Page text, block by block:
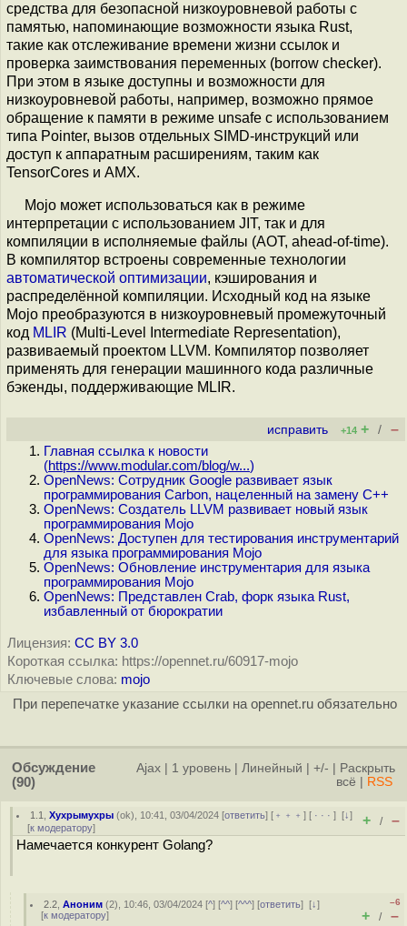
средства для безопасной низкоуровневой работы с
памятью, напоминающие возможности языка Rust,
такие как отслеживание времени жизни ссылок и
проверка заимствования переменных (borrow checker).
При этом в языке доступны и возможности для
низкоуровневой работы, например, возможно прямое
обращение к памяти в режиме unsafe с использованием
типа Pointer, вызов отдельных SIMD-инструкций или
доступ к аппаратным расширениям, таким как
TensorCores и AMX.
Mojo может использоваться как в режиме
интерпретации с использованием JIT, так и для
компиляции в исполняемые файлы (AOT, ahead-of-time).
В компилятор встроены современные технологии
автоматической оптимизации, кэширования и
распределённой компиляции. Исходный код на языке
Mojo преобразуются в низкоуровневый промежуточный
код MLIR (Multi-Level Intermediate Representation),
развиваемый проектом LLVM. Компилятор позволяет
применять для генерации машинного кода различные
бэкенды, поддерживающие MLIR.
исправить +14 + / –
Главная ссылка к новости
(https://www.modular.com/blog/w...)
OpenNews: Сотрудник Google развивает язык
программирования Carbon, нацеленный на замену C++
OpenNews: Создатель LLVM развивает новый язык
программирования Mojo
OpenNews: Доступен для тестирования инструментарий
для языка программирования Mojo
OpenNews: Обновление инструментария для языка
программирования Mojo
OpenNews: Представлен Crab, форк языка Rust,
избавленный от бюрократии
Лицензия: CC BY 3.0
Короткая ссылка: https://opennet.ru/60917-mojo
Ключевые слова: mojo
При перепечатке указание ссылки на opennet.ru обязательно
Обсуждение
(90)
Ajax 1 уровень Линейный +/-
Раскрыть
всё
RSS
1.1 ,Хухрымухры (ok), 10:41, 03/04/2024 [ответить] [ ﹢﹢﹢] [ · · ·][↓]
[к модератору] + / –
Намечается конкурент Golang?
2.2 ,Аноним (2), 10:46, 03/04/2024 [^] [^^] [^^^] [ответить][↓]
[к модератору]
–6
+ / –